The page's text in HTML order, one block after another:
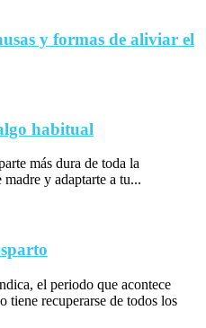
y formas de aliviar el
habitual
más dura de toda la
y adaptarte a tu...
el periodo que acontece
tiene recuperarse de todos los